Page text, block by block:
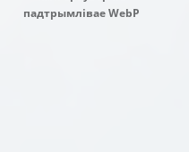
падтрымлівае WebP